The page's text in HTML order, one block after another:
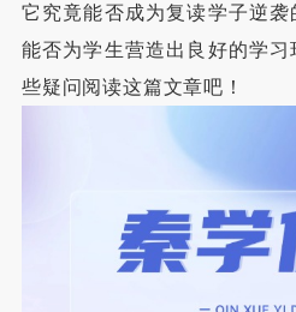
它究竟能否成为复读学子逆
能否为学生营造出良好的学
些疑问阅读这篇文章吧！